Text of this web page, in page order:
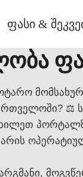
ფასი &
პორტალზე